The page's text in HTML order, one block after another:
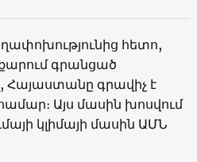
հետո,
գրանցած
Հայաստանը գրավիչ է
Այս մասին խոսվում
կլիմայի մասին ԱՄՆ